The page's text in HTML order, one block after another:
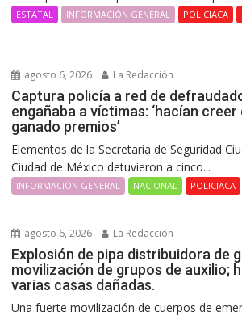
ESTATAL INFORMACIÓN GENERAL POLICIACA
agosto 6, 2026 La Redacción
Captura policía a red de
engañaba a víctimas: ‘hacían creer
ganado premios’
Elementos de la Secretaría de Seguridad
Ciudad de México detuvieron a cinco...
INFORMACIÓN GENERAL NACIONAL POLICIACA
agosto 6, 2026 La Redacción
Explosión de pipa distribuidora de
movilización de grupos de auxilio;
varias casas dañadas.
Una fuerte movilización de cuerpos de